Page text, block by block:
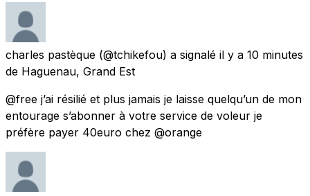
charles pastèque (@tchikefou) a signalé il y a 10 minutes
de Haguenau, Grand Est
@free j’ai résilié et plus jamais je laisse quelqu’un de mon
entourage s’abonner à votre service de voleur je
préfère payer 40euro chez @orange